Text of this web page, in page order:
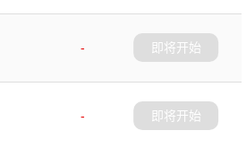
-
即将开始
-
即将开始